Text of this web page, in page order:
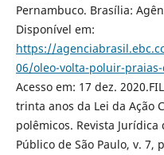
Pernambuco. Brasília:
Disponível em:
https://
06/oleo-volta-poluir-
Acesso em: 17 dez.
trinta anos da Lei da Ação
polêmicos. Revista
Público de São Paulo, v. 7,